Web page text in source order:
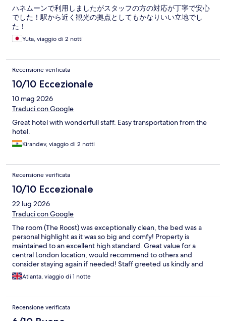
ハネムーンで利用しましたがスタッフの方の対応が丁寧で安心
でした！駅から近く観光の拠点としてもかなりいい立地でし
た！
Yuta, viaggio di 2 notti
Recensione verificata
10/10 Eccezionale
10 mag 2026
Traduci con Google
Great hotel with wonderfull staff. Easy transportation from the
hotel.
Kirandev, viaggio di 2 notti
Recensione verificata
10/10 Eccezionale
22 lug 2026
Traduci con Google
The room (The Roost) was exceptionally clean, the bed was a
personal highlight as it was so big and comfy! Property is
maintained to an excellent high standard. Great value for a
central London location, would recommend to others and
consider staying again if needed! Staff greeted us kindly and
showed up to the lift with verbal instructions on how to reach
our room which was very helpful. Only issue was the coffee
instructions on how to use this. Other than that, an excellent
stay with no faults!
Atlanta, viaggio di 1 notte
Recensione verificata